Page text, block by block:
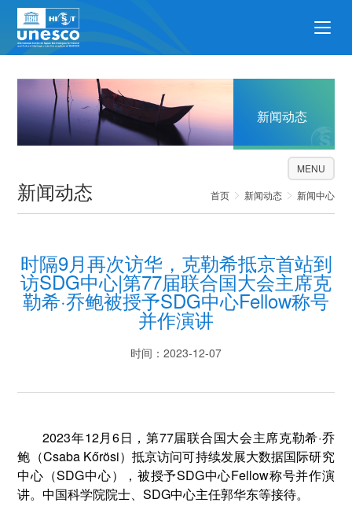
新闻动态
新闻动态 首页 新闻动态 新闻中心
MENU
时隔9月再次访华，克勒希抵京首站到
访SDG中心|第77届联合国大会主席克
勒希·乔鲍被授予SDG中心Fellow称号
并作演讲
时间：2023-12-07
2023年12月6日，第77届联合国大会主席克勒希·乔
鲍（Csaba Kőrösi）抵京访问可持续发展大数据国际研究
中心（SDG中心），被授予SDG中心Fellow称号并作演
讲。中国科学院院士、SDG中心主任郭华东等接待。